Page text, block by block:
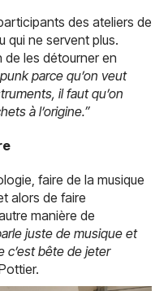
des ateliers de
qui ne servent plus.
de les détourner en
punk parce qu’on veut
il faut qu’on
à l’origine.”
faire de la musique
alors de faire
manière de
juste de musique et
c’est bête de jeter